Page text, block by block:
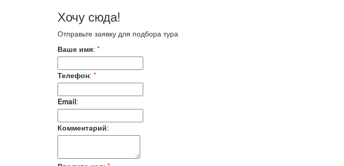
Хочу сюда!
Отправьте заявку для подбора тура
Ваше имя: *
Телефон: *
Email:
Комментарий: